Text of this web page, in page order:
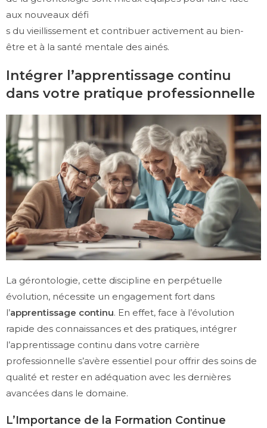
aux nouveaux défi
s du vieillissement et contribuer activement au bien-
être et à la santé mentale des ainés.
Intégrer l’apprentissage continu
dans votre pratique professionnelle
La gérontologie, cette discipline en perpétuelle
évolution, nécessite un engagement fort dans
l’apprentissage continu. En effet, face à l’évolution
rapide des connaissances et des pratiques, intégrer
l’apprentissage continu dans votre carrière
professionnelle s’avère essentiel pour offrir des soins de
qualité et rester en adéquation avec les dernières
avancées dans le domaine.
L’Importance de la Formation Continue